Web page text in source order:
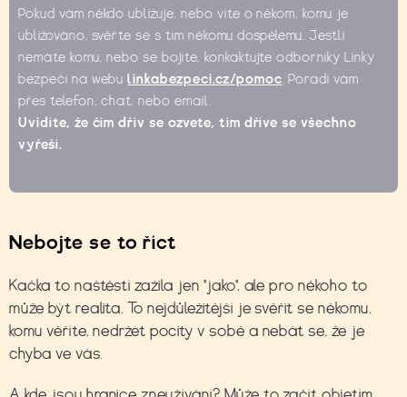
Pokud vám někdo ubližuje, nebo víte o někom, komu je
ubližováno, svěřte se s tím někomu dospělému. Jestli
nemáte komu, nebo se bojíte, konkaktujte odborníky Linky
bezpečí na webu linkabezpeci.cz/pomoc . Poradí vám
přes telefon, chat, nebo email.
Uvidíte, že čím dřív se ozvete, tím dříve se všechno
vyřeší.
Nebojte se to říct
Kačka to naštěstí zažila jen "jako", ale pro někoho to
může být realita. To nejdůležitější je svěřit se někomu,
komu věříte, nedržet pocity v sobě a nebát se, že je
chyba ve vás.